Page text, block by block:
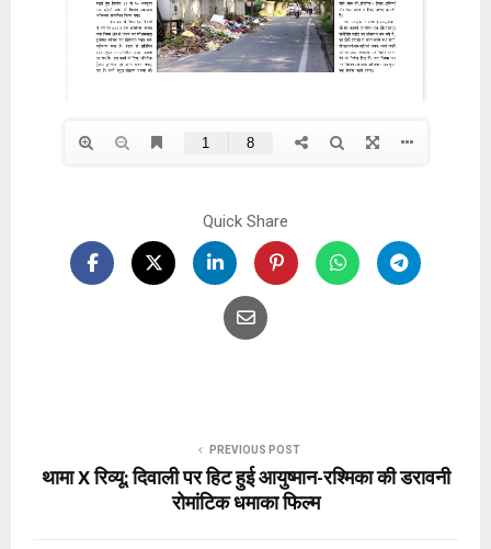
Quick Share
PREVIOUS POST
थामा X रिव्यू: दिवाली पर हिट हुई आयुष्मान-रश्मिका की डरावनी
रोमांटिक धमाका फिल्म